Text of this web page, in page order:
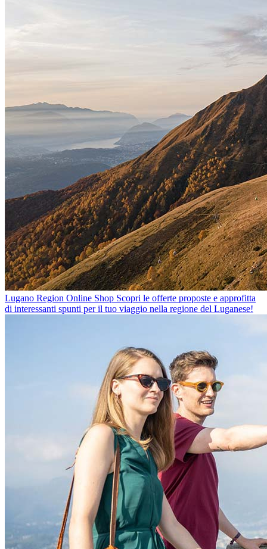
Lugano Region Online Shop Scopri le offerte proposte e approfitta
di interessanti spunti per il tuo viaggio nella regione del Luganese!